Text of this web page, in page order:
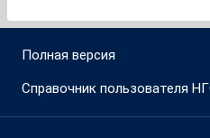
Полная версия
Справочник пользователя